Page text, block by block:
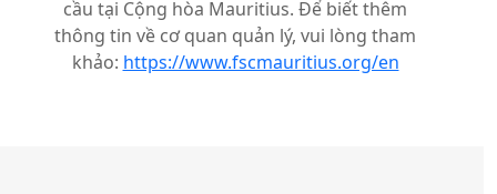
cầu tại Cộng hòa Mauritius. Để biết thêm
thông tin về cơ quan quản lý, vui lòng tham
khảo: https://www.fscmauritius.org/en